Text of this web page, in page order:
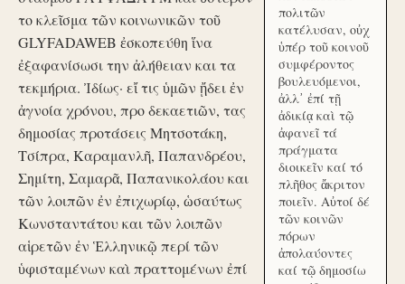
το κλεῖσμα τῶν κοινωνικῶν τοῦ
GLYFADAWEB ἐσκοπεύθη ἵνα
ἐξαφανίσωσι την ἀλήθειαν και τα
τεκμήρια. Ἰδίως· εἴ τις ὑμῶν ᾔδει ἐν
ἀγνοία χρόνου, προ δεκαετιῶν, τας
δημοσίας προτάσεις Μητσοτάκη,
Τσίπρα, Καραμανλῆ, Παπανδρέου,
Σημίτη, Σαμαρᾶ, Παπανικολάου και
τῶν λοιπῶν ἐν ἐπιχωρίῳ, ὡσαύτως
Κωνσταντάτου και τῶν λοιπῶν
αἱρετῶν ἐν Ἑλληνικῷ περί τῶν
ὑφισταμένων καὶ πραττομένων ἐπί
πολιτῶν
κατέλυσαν, οὐχ
ὑπέρ τοῦ κοινοῦ
συμφέροντος
βουλευόμενοι,
ἀλλ᾽ ἐπί τῇ
ἀδικίᾳ καὶ τῷ
ἀφανεῖ τά
πράγματα
διοικεῖν καί τό
πλῆθος ἄκριτον
ποιεῖν. Αὐτοί δέ
τῶν κοινῶν
πόρων
ἀπολαύοντες
καί τῷ δημοσίω